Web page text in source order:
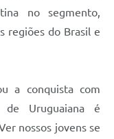
no segmento,
regiões do Brasil e
a conquista com
de Uruguaiana é
nossos jovens se